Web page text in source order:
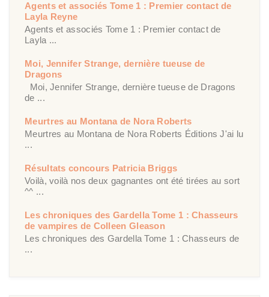
Agents et associés Tome 1 : Premier contact de
Layla Reyne
Agents et associés Tome 1 : Premier contact de
Layla ...
Moi, Jennifer Strange, dernière tueuse de
Dragons
Moi, Jennifer Strange, dernière tueuse de Dragons
de ...
Meurtres au Montana de Nora Roberts
Meurtres au Montana de Nora Roberts Éditions J'ai lu
...
Résultats concours Patricia Briggs
Voilà, voilà nos deux gagnantes ont été tirées au sort
^^ ...
Les chroniques des Gardella Tome 1 : Chasseurs
de vampires de Colleen Gleason
Les chroniques des Gardella Tome 1 : Chasseurs de
...